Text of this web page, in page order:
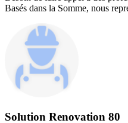
Basés dans la Somme, nous
Solution Renovation 80